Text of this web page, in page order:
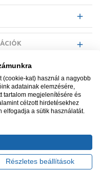
700 3500
az Octopus 8 ERP
.
(cookie-kat) használ a nagyobb
adatainak elemzésére,
tartalom megjelenítésére és
célzott hirdetésekhez
elfogadja a sütik használatát.
Részletes beállítások